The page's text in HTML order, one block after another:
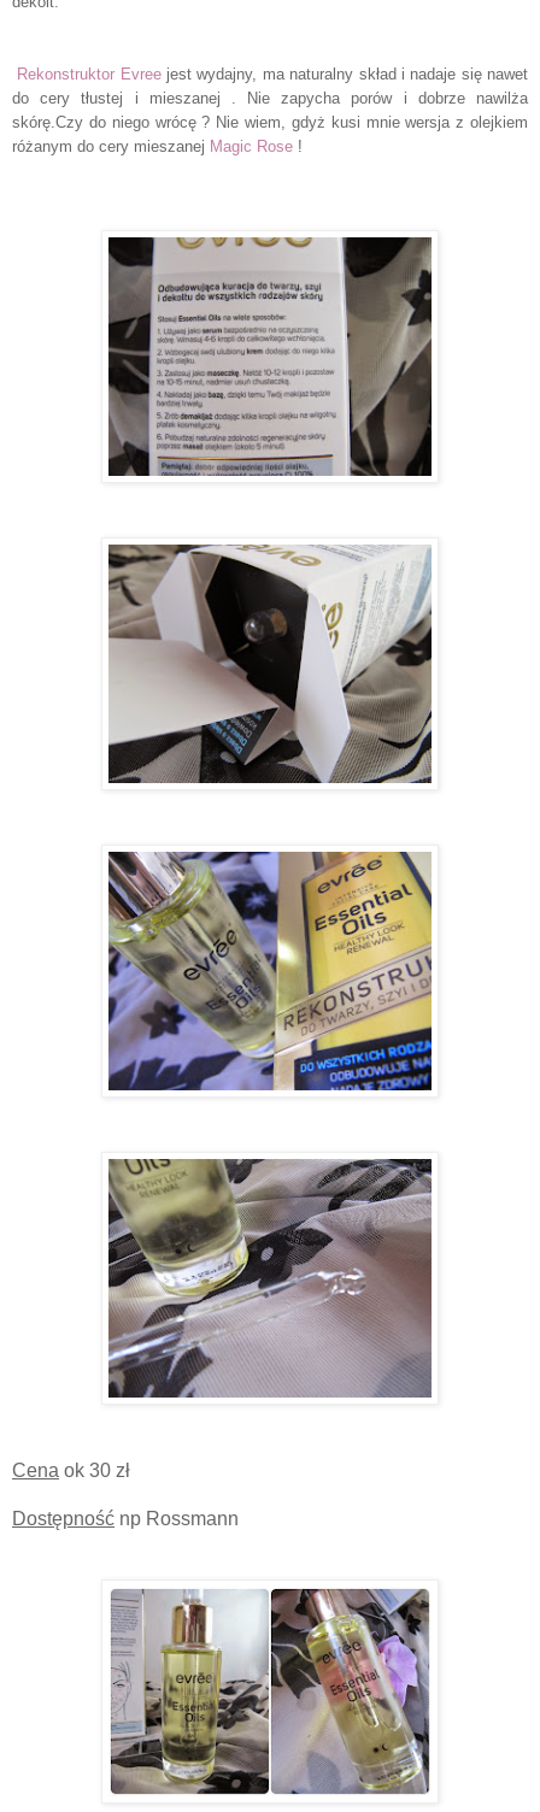
Rekonstruktor Evreejest wydajny, ma naturalny skład i nadaje się nawet
do cery tłustej i mieszanej . Nie zapycha porów i dobrze nawilża
skórę.Czy do niego wrócę ? Nie wiem, gdyż kusi mnie wersja z olejkiem
różanym do cery mieszanej Magic Rose !
Cena ok 30 zł
Dostępność np Rossmann